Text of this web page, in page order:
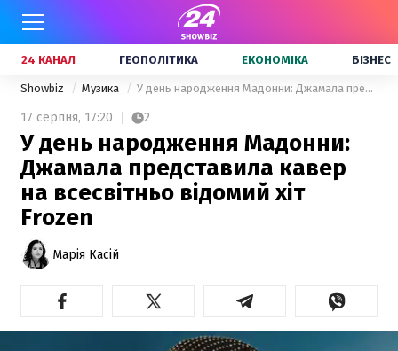
24 КАНАЛ ГЕОПОЛІТИКА ЕКОНОМІКА БІЗНЕС
Showbiz Музика У день народження Мадонни: Джамала представила кавер на всесвітньо відомий хіт Frozen
17 серпня, 17:20 2
У день народження Мадонни:
Джамала представила кавер
на всесвітньо відомий хіт
Frozen
Марія Касій